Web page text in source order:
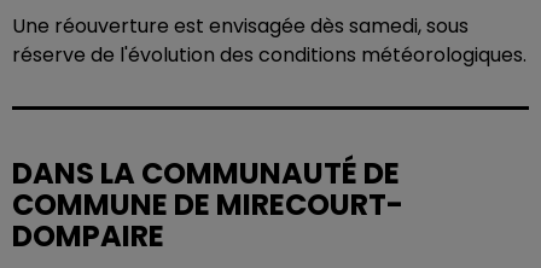
Une réouverture est envisagée dès samedi, sous
réserve de l'évolution des conditions météorologiques.
DANS LA COMMUNAUTÉ DE
COMMUNE DE MIRECOURT-
DOMPAIRE